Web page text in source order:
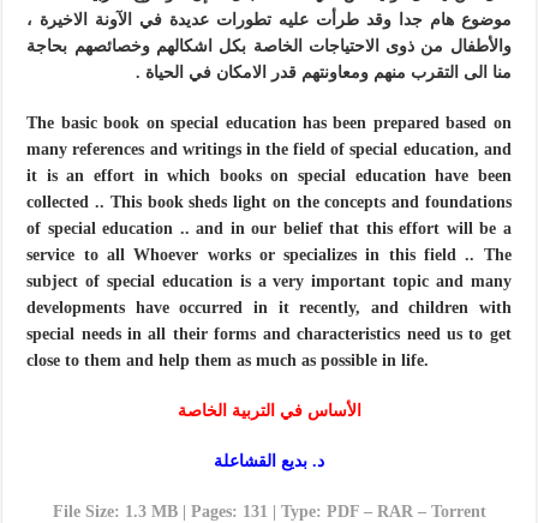
موضوع هام جدا وقد طرأت عليه تطورات عديدة في الآونة الاخيرة ،
والأطفال من ذوى الاحتياجات الخاصة بكل اشكالهم وخصائصهم بحاجة
منا الى التقرب منهم ومعاونتهم قدر الامكان في الحياة .
The basic book on special education has been prepared based on
many references and writings in the field of special education, and
it is an effort in which books on special education have been
collected .. This book sheds light on the concepts and foundations
of special education .. and in our belief that this effort will be a
service to all Whoever works or specializes in this field .. The
subject of special education is a very important topic and many
developments have occurred in it recently, and children with
special needs in all their forms and characteristics need us to get
close to them and help them as much as possible in life.
الأساس في التربية الخاصة
د. بديع القشاعلة
File Size: 1.3 MB | Pages: 131 | Type: PDF – RAR – Torrent